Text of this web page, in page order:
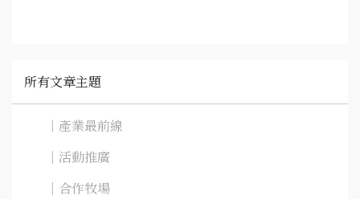
所有文章主題
｜產業最前線
｜活動推廣
｜合作牧場